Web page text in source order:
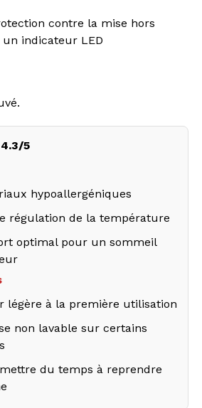
contre la mise hors
indicateur LED
5
hypoallergéniques
régulation de la température
optimal pour un sommeil
légère à la première utilisation
non lavable sur certains
mettre du temps à reprendre